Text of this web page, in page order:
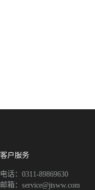
客户服务
电话：0311-89869630
邮箱：service@jtsww.com